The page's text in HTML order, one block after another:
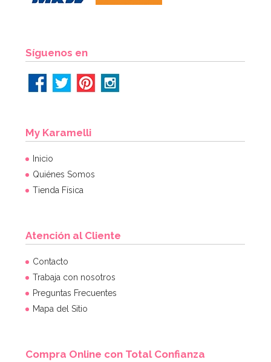
Síguenos en
My Karamelli
Inicio
Quiénes Somos
Tienda Física
Atención al Cliente
Contacto
Trabaja con nosotros
Preguntas Frecuentes
Mapa del Sitio
Compra Online con Total Confianza